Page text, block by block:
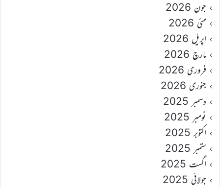
جون 2026
مئی 2026
اپریل 2026
مارچ 2026
فروری 2026
جنوری 2026
دسمبر 2025
نومبر 2025
اکتوبر 2025
ستمبر 2025
اگست 2025
جولائی 2025